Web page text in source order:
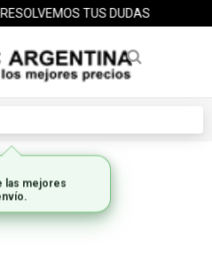
TUS DUDAS
Lcd